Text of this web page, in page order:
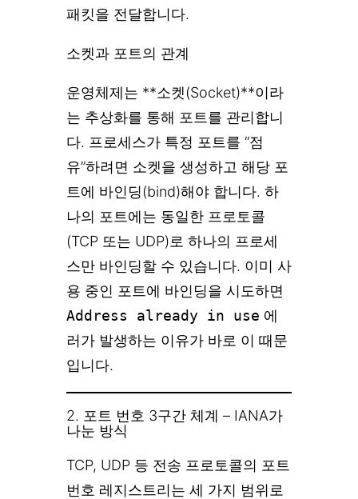
패킷을 전달합니다.
소켓과 포트의 관계
운영체제는 **소켓(Socket)**이라
는 추상화를 통해 포트를 관리합니
다. 프로세스가 특정 포트를 “점
유”하려면 소켓을 생성하고 해당 포
트에 바인딩(bind)해야 합니다. 하
나의 포트에는 동일한 프로토콜
(TCP 또는 UDP)로 하나의 프로세
스만 바인딩할 수 있습니다. 이미 사
용 중인 포트에 바인딩을 시도하면
Address already in use 에
러가 발생하는 이유가 바로 이 때문
입니다.
2. 포트 번호 3구간 체계 – IANA가
나눈 방식
TCP, UDP 등 전송 프로토콜의 포트
번호 레지스트리는 세 가지 범위로